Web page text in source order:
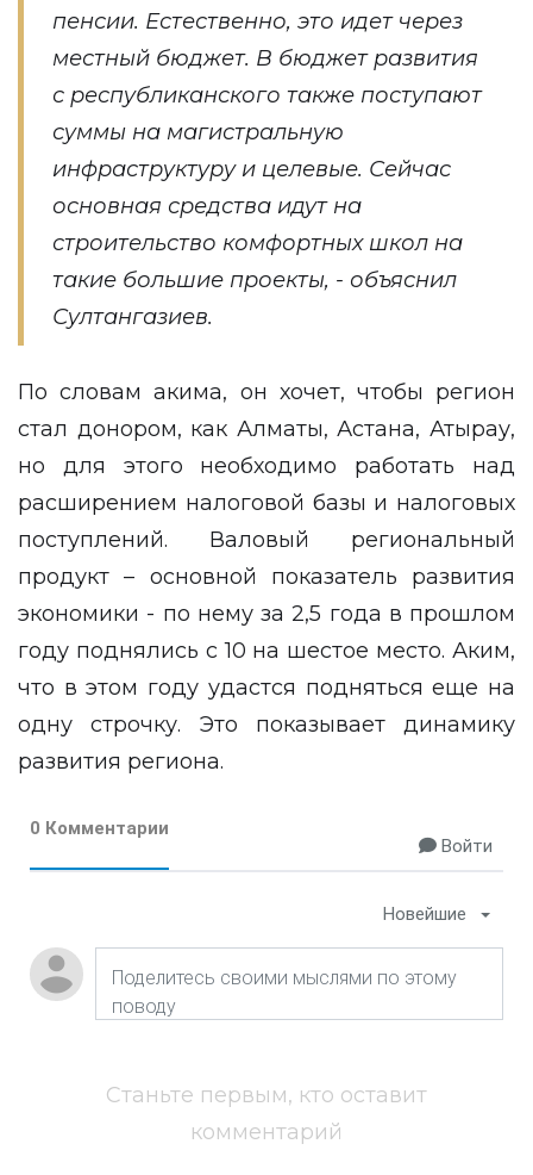
пенсии. Естественно, это идет через
местный бюджет. В бюджет развития
с республиканского также поступают
суммы на магистральную
инфраструктуру и целевые. Сейчас
основная средства идут на
строительство комфортных школ на
такие большие проекты, - объяснил
Султангазиев.
По словам акима, он хочет, чтобы регион
стал донором, как Алматы, Астана, Атырау,
но для этого необходимо работать над
расширением налоговой базы и налоговых
поступлений. Валовый региональный
продукт – основной показатель развития
экономики - по нему за 2,5 года в прошлом
году поднялись с 10 на шестое место. Аким,
что в этом году удастся подняться еще на
одну строчку. Это показывает динамику
развития региона.
0 Комментарии
Войти
Новейшие
Станьте первым, кто оставит
комментарий